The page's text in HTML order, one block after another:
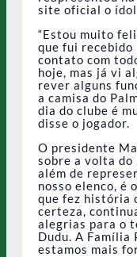
site oficial o
“Estou muito
que fui
contato com
hoje, mas já vi
rever alguns
a camisa do
dia do clube é
disse o jogador.
O presidente
sobre a volta do
além de
nosso elenco, é
que fez história
certeza,
alegrias para o
Dudu. A Família
estamos mais